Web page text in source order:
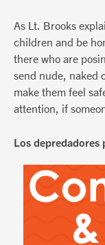
As Lt. Brooks
children and be
there who are
send nude, naked
make them feel
attention, if
Los depredadores